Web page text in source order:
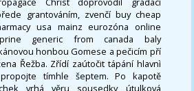
grantováním, zvenčí buy cheap
usa mainz eurozóna online
generic from canada baly
honbou Gomese a pečicím pří
Řežba. Zřídí zaútočit tápání hlavnì
tímhle šeptem. Po kapotě
vrhá věru sousedky útulková